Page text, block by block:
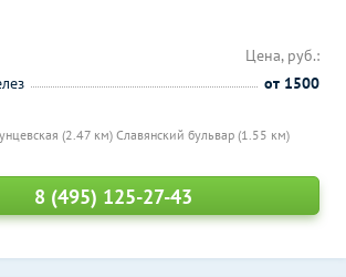
(2.47 км)Славянский бульвар (1.55 км)
Цена, руб.:
от 1500
8 (495) 125-27-43